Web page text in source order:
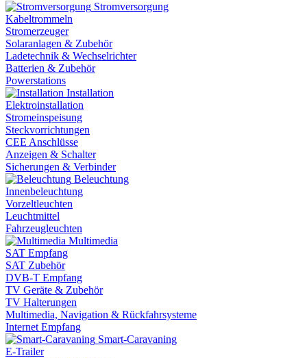
Stromversorgung
Kabeltrommeln
Stromerzeuger
Solaranlagen & Zubehör
Ladetechnik & Wechselrichter
Batterien & Zubehör
Powerstations
Installation
Elektroinstallation
Stromeinspeisung
Steckvorrichtungen
CEE Anschlüsse
Anzeigen & Schalter
Sicherungen & Verbinder
Beleuchtung
Innenbeleuchtung
Vorzeltleuchten
Leuchtmittel
Fahrzeugleuchten
Multimedia
SAT Empfang
SAT Zubehör
DVB-T Empfang
TV Geräte & Zubehör
TV Halterungen
Multimedia, Navigation & Rückfahrsysteme
Internet Empfang
Smart-Caravaning
E-Trailer